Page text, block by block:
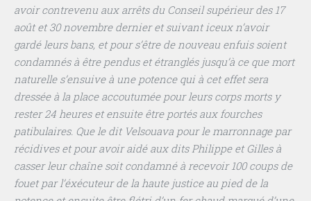
avoir contrevenu aux arrêts du Conseil supérieur des 17
août et 30 novembre dernier et suivant iceux n’avoir
gardé leurs bans, et pour s’être de nouveau enfuis soient
condamnés à être pendus et étranglés jusqu’à ce que mort
naturelle s’ensuive à une potence qui à cet effet sera
dressée à la place accoutumée pour leurs corps morts y
rester 24 heures et ensuite être portés aux fourches
patibulaires. Que le dit Velsouava pour le marronnage par
récidives et pour avoir aidé aux dits Philippe et Gilles à
casser leur chaîne soit condamné à recevoir 100 coups de
fouet par l’éxécuteur de la haute justice au pied de la